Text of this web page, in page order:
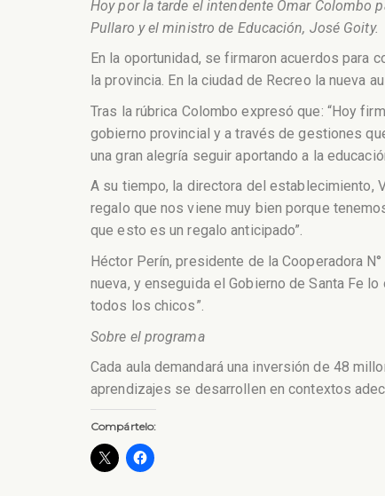
Hoy por la tarde el intendente Omar Colombo
Pullaro y el ministro de Educación, José Goity.
En la oportunidad, se firmaron acuerdos
la provincia. En la ciudad de Recreo la nueva
Tras la rúbrica Colombo expresó que: “Hoy
gobierno provincial y a través de gestiones
una gran alegría seguir aportando a la
A su tiempo, la directora del establecimiento,
regalo que nos viene muy bien porque
que esto es un regalo anticipado”.
Héctor Perín, presidente de la Cooperadora
nueva, y enseguida el Gobierno de Santa Fe
todos los chicos”.
Sobre el programa
Cada aula demandará una inversión de 48
aprendizajes se desarrollen en contextos
Compártelo: